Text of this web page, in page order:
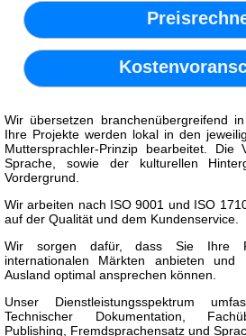
Wir übersetzen branchenübergreifend
Ihre Projekte werden lokal in den
Muttersprachler-Prinzip bearbeitet. Die
Sprache, sowie der kulturellen
Vordergrund.
Wir arbeiten nach ISO 9001 und ISO
auf der Qualität und dem Kundenservice.
Wir sorgen dafür, dass Sie Ihre
internationalen Märkten anbieten
Ausland optimal ansprechen können.
Unser Dienstleistungsspektrum
Technischer Dokumentation,
Publishing, Fremdsprachensatz und